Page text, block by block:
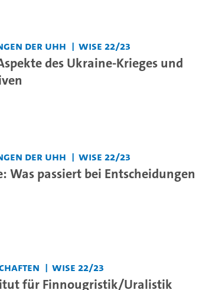
der UHH WiSe 22/23
des Ukraine-Krieges und
der UHH WiSe 22/23
Was passiert bei Entscheidungen
WiSe 22/23
für Finnougristik/Uralistik